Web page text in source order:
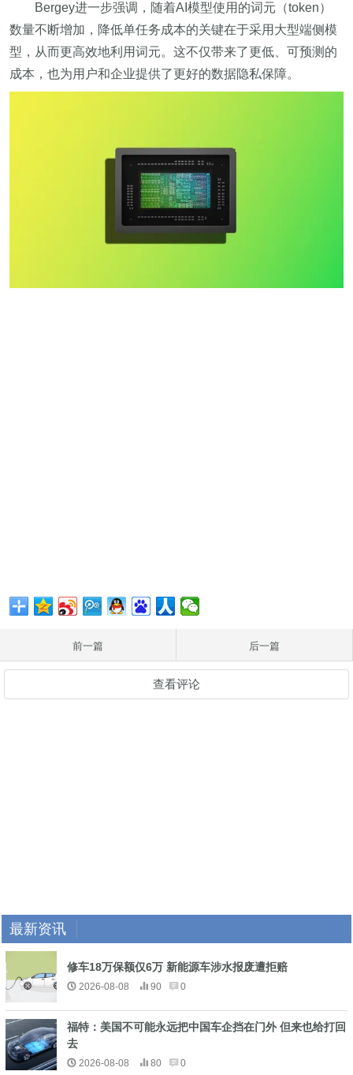
Bergey进一步强调，随着AI模型使用的词元（token）
数量不断增加，降低单任务成本的关键在于采用大型端侧模
型，从而更高效地利用词元。这不仅带来了更低、可预测的
成本，也为用户和企业提供了更好的数据隐私保障。
前一篇 后一篇
查看评论
最新资讯
修车18万保额仅6万 新能源车涉水报废遭拒赔
2026-08-08 90 0
福特：美国不可能永远把中国车企挡在门外 但来也给打回
去
2026-08-08 80 0